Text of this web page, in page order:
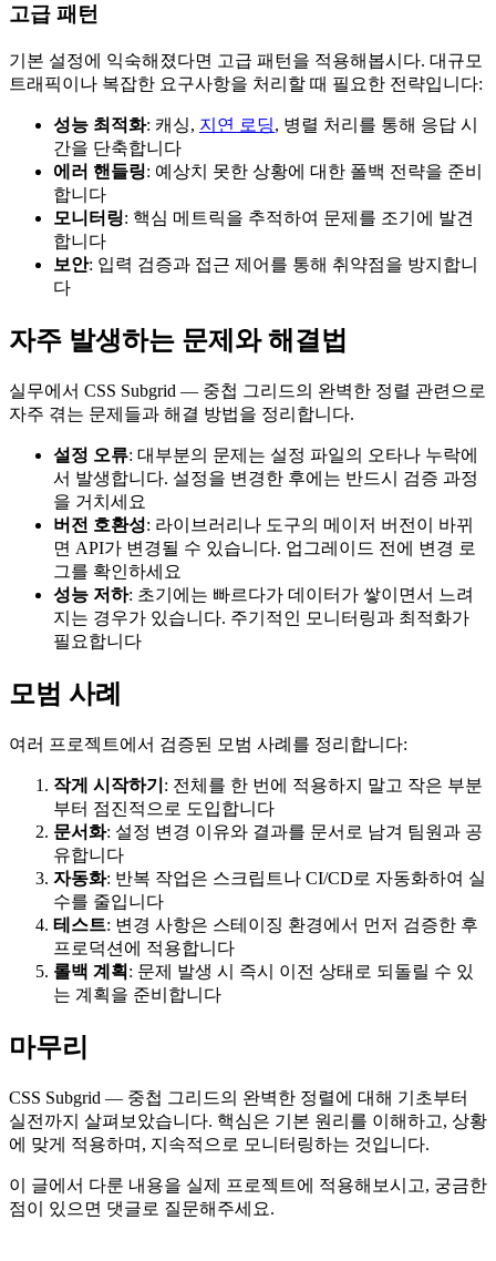
고급 패턴
기본 설정에 익숙해졌다면 고급 패턴을 적용해봅시다. 대규모
트래픽이나 복잡한 요구사항을 처리할 때 필요한 전략입니다:
성능 최적화: 캐싱, 지연 로딩, 병렬 처리를 통해 응답 시
간을 단축합니다
에러 핸들링: 예상치 못한 상황에 대한 폴백 전략을 준비
합니다
모니터링: 핵심 메트릭을 추적하여 문제를 조기에 발견
합니다
보안: 입력 검증과 접근 제어를 통해 취약점을 방지합니
다
자주 발생하는 문제와 해결법
실무에서 CSS Subgrid — 중첩 그리드의 완벽한 정렬 관련으로
자주 겪는 문제들과 해결 방법을 정리합니다.
설정 오류: 대부분의 문제는 설정 파일의 오타나 누락에
서 발생합니다. 설정을 변경한 후에는 반드시 검증 과정
을 거치세요
버전 호환성: 라이브러리나 도구의 메이저 버전이 바뀌
면 API가 변경될 수 있습니다. 업그레이드 전에 변경 로
그를 확인하세요
성능 저하: 초기에는 빠르다가 데이터가 쌓이면서 느려
지는 경우가 있습니다. 주기적인 모니터링과 최적화가
필요합니다
모범 사례
여러 프로젝트에서 검증된 모범 사례를 정리합니다:
작게 시작하기 : 전체를 한 번에 적용하지 말고 작은 부분
부터 점진적으로 도입합니다
문서화: 설정 변경 이유와 결과를 문서로 남겨 팀원과 공
유합니다
자동화: 반복 작업은 스크립트나 CI/CD로 자동화하여 실
수를 줄입니다
테스트: 변경 사항은 스테이징 환경에서 먼저 검증한 후
프로덕션에 적용합니다
롤백 계획 : 문제 발생 시 즉시 이전 상태로 되돌릴 수 있
는 계획을 준비합니다
마무리
CSS Subgrid — 중첩 그리드의 완벽한 정렬에 대해 기초부터
실전까지 살펴보았습니다. 핵심은 기본 원리를 이해하고, 상황
에 맞게 적용하며, 지속적으로 모니터링하는 것입니다.
이 글에서 다룬 내용을 실제 프로젝트에 적용해보시고, 궁금한
점이 있으면 댓글로 질문해주세요.